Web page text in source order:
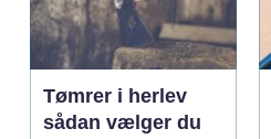
Tømrer i herlev
sådan vælger du